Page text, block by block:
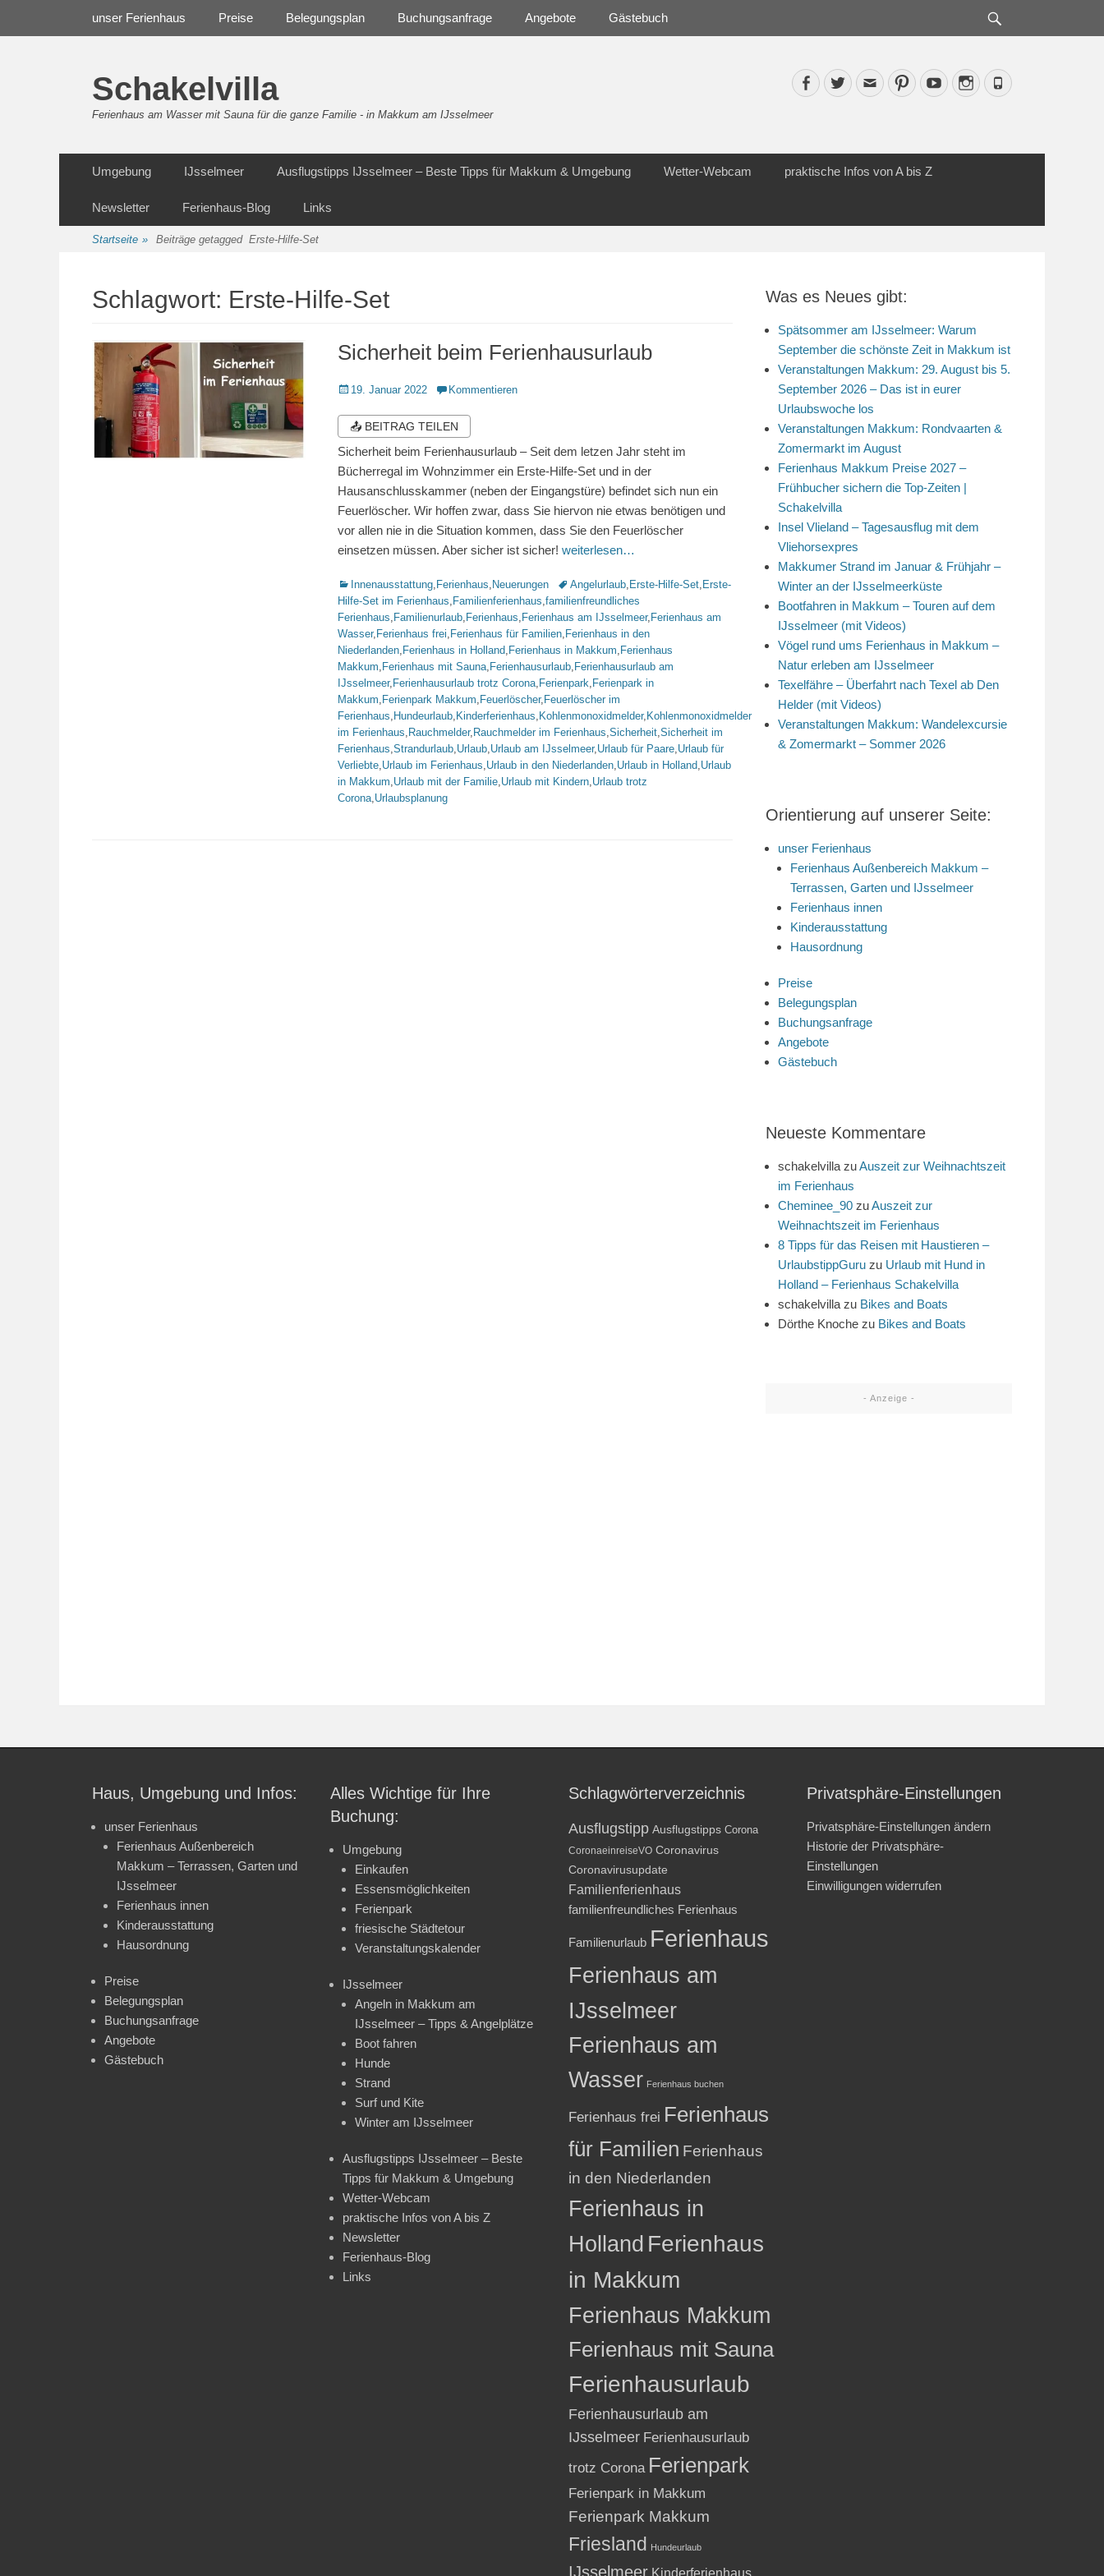
unser Ferienhaus Preise Belegungsplan Buchungsanfrage Angebote Gästebuch
Schakelvilla
Ferienhaus am Wasser mit Sauna für die ganze Familie - in Makkum am IJsselmeer
Facebook
TwitterEmailPinterestYouTubeInstagram
Phone
Inhalt
Umgebung IJsselmeer Ausflugstipps IJsselmeer – Beste Tipps für Makkum & Umgebung Wetter-Webcam praktische Infos von A bis Z
Newsletter Ferienhaus-Blog Links
Startseite » Beiträge getagged Erste-Hilfe-Set
Schlagwort: Erste-Hilfe-Set
Sicherheit beim Ferienhausurlaub
Veröffentlicht
19. Januar 2022 Kommentieren
📤 BEITRAG TEILEN
Sicherheit beim Ferienhausurlaub – Seit dem letzen Jahr steht im
Bücherregal im Wohnzimmer ein Erste-Hilfe-Set und in der
Hausanschlusskammer (neben der Eingangstüre) befindet sich nun ein
Feuerlöscher. Wir hoffen zwar, dass Sie hiervon nie etwas benötigen und
vor allen nie in die Situation kommen, dass Sie den Feuerlöscher
einsetzen müssen. Aber sicher ist sicher! weiterlesen…
Kategorien
Innenausstattung, Ferienhaus, Neuerungen Schlagworte
Angelurlaub, Erste-Hilfe-Set, Erste-
Hilfe-Set im Ferienhaus, Familienferienhaus,familienfreundliches
Ferienhaus, Familienurlaub, Ferienhaus, Ferienhaus am IJsselmeer, Ferienhaus am
Wasser, Ferienhaus frei, Ferienhaus für Familien, Ferienhaus in den
Niederlanden, Ferienhaus in Holland, Ferienhaus in Makkum, Ferienhaus
Makkum, Ferienhaus mit Sauna, Ferienhausurlaub, Ferienhausurlaub am
IJsselmeer, Ferienhausurlaub trotz Corona, Ferienpark, Ferienpark in
Makkum, Ferienpark Makkum, Feuerlöscher, Feuerlöscher im
Ferienhaus, Hundeurlaub, Kinderferienhaus, Kohlenmonoxidmelder, Kohlenmonoxidmelder
im Ferienhaus, Rauchmelder, Rauchmelder im Ferienhaus,Sicherheit,Sicherheit im
Ferienhaus,Strandurlaub,Urlaub,Urlaub am IJsselmeer,Urlaub für Paare,Urlaub für
Verliebte,Urlaub im Ferienhaus,Urlaub in den Niederlanden,Urlaub in Holland,Urlaub
in Makkum,Urlaub mit der Familie,Urlaub mit Kindern,Urlaub trotz
Corona,Urlaubsplanung
Was es Neues gibt:
Spätsommer am IJsselmeer: Warum
September die schönste Zeit in Makkum ist
Veranstaltungen Makkum: 29. August bis 5.
September 2026 – Das ist in eurer
Urlaubswoche los
Veranstaltungen Makkum: Rondvaarten &
Zomermarkt im August
Ferienhaus Makkum Preise 2027 –
Frühbucher sichern die Top-Zeiten |
Schakelvilla
Insel Vlieland – Tagesausflug mit dem
Vliehorsexpres
Makkumer Strand im Januar & Frühjahr –
Winter an der IJsselmeerküste
Bootfahren in Makkum – Touren auf dem
IJsselmeer (mit Videos)
Vögel rund ums Ferienhaus in Makkum –
Natur erleben am IJsselmeer
Texelfähre – Überfahrt nach Texel ab Den
Helder (mit Videos)
Veranstaltungen Makkum: Wandelexcursie
& Zomermarkt – Sommer 2026
Orientierung auf unserer Seite:
unser Ferienhaus
Ferienhaus Außenbereich Makkum –
Terrassen, Garten und IJsselmeer
Ferienhaus innen
Kinderausstattung
Hausordnung
Preise
Belegungsplan
Buchungsanfrage
Angebote
Gästebuch
Neueste Kommentare
schakelvilla zuAuszeit zur Weihnachtszeit
im Ferienhaus
Cheminee_90 zuAuszeit zur
Weihnachtszeit im Ferienhaus
8 Tipps für das Reisen mit Haustieren –
UrlaubstippGuru zu Urlaub mit Hund in
Holland – Ferienhaus Schakelvilla
schakelvilla zu Bikes and Boats
Dörthe Knoche zu Bikes and Boats
- Anzeige -
Haus, Umgebung und Infos:
unser Ferienhaus
Ferienhaus Außenbereich
Makkum – Terrassen, Garten und
IJsselmeer
Ferienhaus innen
Kinderausstattung
Hausordnung
Preise
Belegungsplan
Buchungsanfrage
Angebote
Gästebuch
Alles Wichtige für Ihre
Buchung:
Umgebung
Einkaufen
Essensmöglichkeiten
Ferienpark
friesische Städtetour
Veranstaltungskalender
IJsselmeer
Angeln in Makkum am
IJsselmeer – Tipps & Angelplätze
Boot fahren
Hunde
Strand
Surf und Kite
Winter am IJsselmeer
Ausflugstipps IJsselmeer – Beste
Tipps für Makkum & Umgebung
Wetter-Webcam
praktische Infos von A bis Z
Newsletter
Ferienhaus-Blog
Links
Schlagwörterverzeichnis
Ausflugstipp Ausflugstipps Corona
CoronaeinreiseVO Coronavirus
Coronavirusupdate
Familienferienhaus
familienfreundliches Ferienhaus
Familienurlaub Ferienhaus
Ferienhaus am
IJsselmeer
Ferienhaus am
Wasser Ferienhaus buchen
Ferienhaus frei Ferienhaus
für Familien Ferienhaus
in den Niederlanden
Ferienhaus in
Holland Ferienhaus
in Makkum
Ferienhaus Makkum
Ferienhaus mit Sauna
Ferienhausurlaub
Ferienhausurlaub am
IJsselmeer Ferienhausurlaub
trotz Corona Ferienpark
Ferienpark in Makkum
Ferienpark Makkum
Friesland Hundeurlaub
IJsselmeer Kinderferienhaus
Privatsphäre-Einstellungen
Privatsphäre-Einstellungen ändern
Historie der Privatsphäre-
Einstellungen
Einwilligungen widerrufen